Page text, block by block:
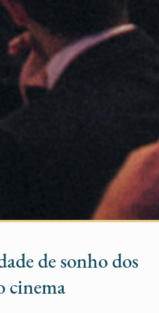
de sonho dos
cinema